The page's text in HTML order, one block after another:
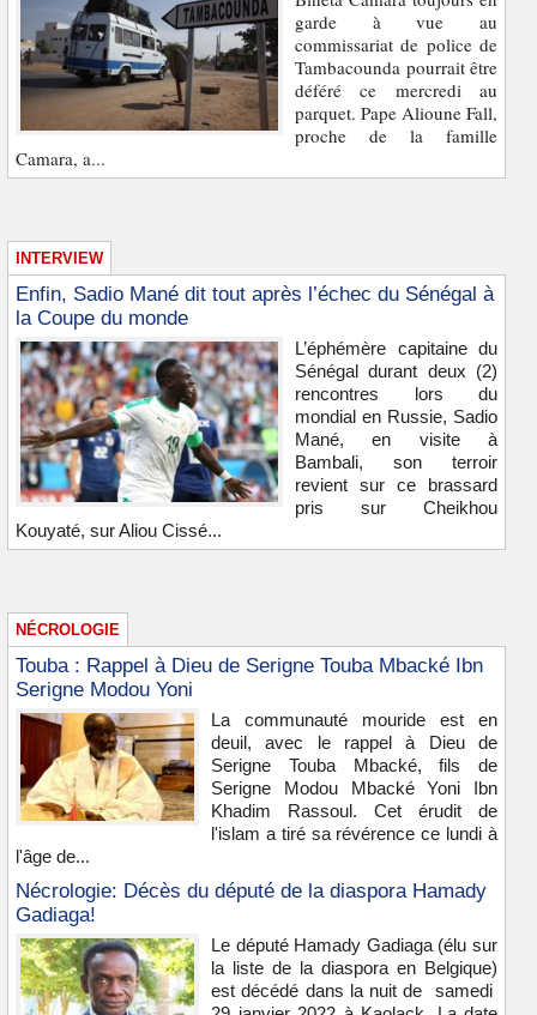
garde à vue au
commissariat de police de
Tambacounda pourrait être
déféré ce mercredi au
parquet. Pape Alioune Fall,
proche de la famille
Camara, a...
INTERVIEW
Enfin, Sadio Mané dit tout après l’échec du Sénégal à
la Coupe du monde
L’éphémère capitaine du
Sénégal durant deux (2)
rencontres lors du
mondial en Russie, Sadio
Mané, en visite à
Bambali, son terroir
revient sur ce brassard
pris sur Cheikhou
Kouyaté, sur Aliou Cissé...
NÉCROLOGIE
Touba : Rappel à Dieu de Serigne Touba Mbacké Ibn
Serigne Modou Yoni
La communauté mouride est en
deuil, avec le rappel à Dieu de
Serigne Touba Mbacké, fils de
Serigne Modou Mbacké Yoni Ibn
Khadim Rassoul. Cet érudit de
l'islam a tiré sa révérence ce lundi à
l'âge de...
Nécrologie: Décès du député de la diaspora Hamady
Gadiaga!
Le député Hamady Gadiaga (élu sur
la liste de la diaspora en Belgique)
est décédé dans la nuit de samedi